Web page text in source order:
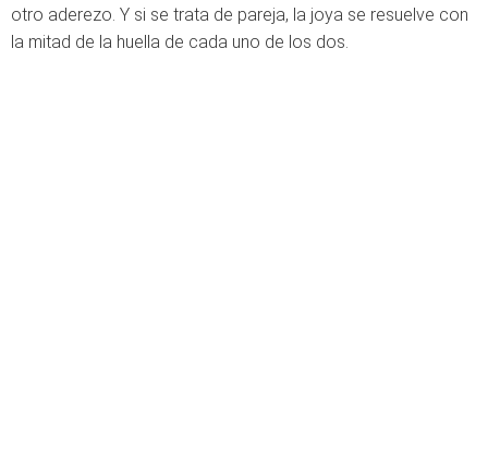
otro aderezo. Y si se trata de pareja, la joya se resuelve con
la mitad de la huella de cada uno de los dos.